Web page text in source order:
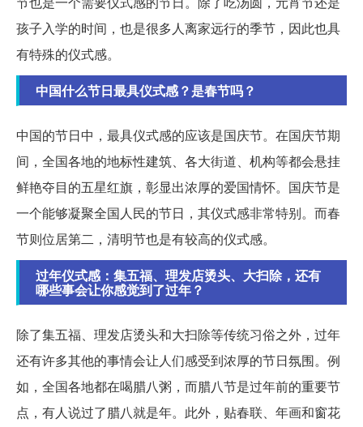
孩子入学的时间，也是很多人离家远行的季节，因此也具
有特殊的仪式感。
中国什么节日最具仪式感？是春节吗？
中国的节日中，最具仪式感的应该是国庆节。在国庆节期
间，全国各地的地标性建筑、各大街道、机构等都会悬挂
鲜艳夺目的五星红旗，彰显出浓厚的爱国情怀。国庆节是
一个能够凝聚全国人民的节日，其仪式感非常特别。而春
节则位居第二，清明节也是有较高的仪式感。
过年仪式感：集五福、理发店烫头、大扫除，还有
哪些事会让你感觉到了过年？
除了集五福、理发店烫头和大扫除等传统习俗之外，过年
还有许多其他的事情会让人们感受到浓厚的节日氛围。例
如，全国各地都在喝腊八粥，而腊八节是过年前的重要节
点，有人说过了腊八就是年。此外，贴春联、年画和窗花